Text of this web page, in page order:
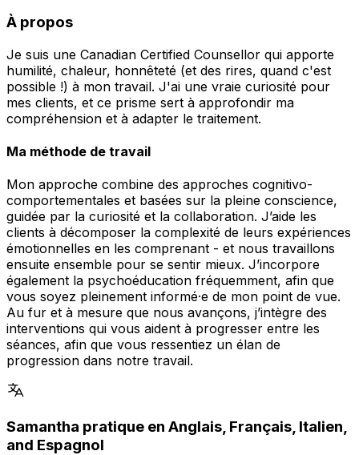
À propos
Je suis une Canadian Certified Counsellor qui apporte
humilité, chaleur, honnêteté (et des rires, quand c'est
possible !) à mon travail. J'ai une vraie curiosité pour
mes clients, et ce prisme sert à approfondir ma
compréhension et à adapter le traitement.
Ma méthode de travail
Mon approche combine des approches cognitivo-
comportementales et basées sur la pleine conscience,
guidée par la curiosité et la collaboration. J’aide les
clients à décomposer la complexité de leurs expériences
émotionnelles en les comprenant - et nous travaillons
ensuite ensemble pour se sentir mieux. J’incorpore
également la psychoéducation fréquemment, afin que
vous soyez pleinement informé·e de mon point de vue.
Au fur et à mesure que nous avançons, j’intègre des
interventions qui vous aident à progresser entre les
séances, afin que vous ressentiez un élan de
progression dans notre travail.
Samantha pratique en Anglais, Français, Italien,
and Espagnol